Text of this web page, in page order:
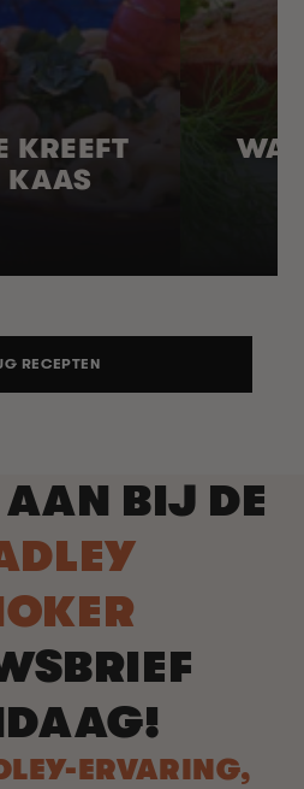
KREEFT
KAAS
RECEPTEN
BIJ DE
ERVARING,